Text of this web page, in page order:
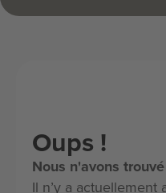
Oups !
Nous n'avons
Il n’y a